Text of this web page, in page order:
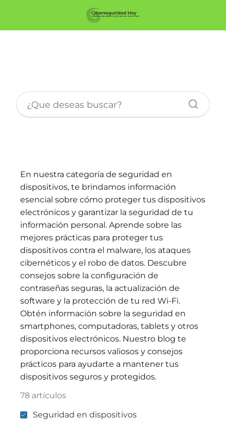
En nuestra categoría de seguridad en
dispositivos, te brindamos información
esencial sobre cómo proteger tus dispositivos
electrónicos y garantizar la seguridad de tu
información personal. Aprende sobre las
mejores prácticas para proteger tus
dispositivos contra el malware, los ataques
cibernéticos y el robo de datos. Descubre
consejos sobre la configuración de
contraseñas seguras, la actualización de
software y la protección de tu red Wi-Fi.
Obtén información sobre la seguridad en
smartphones, computadoras, tablets y otros
dispositivos electrónicos. Nuestro blog te
proporciona recursos valiosos y consejos
prácticos para ayudarte a mantener tus
dispositivos seguros y protegidos.
78 artículos
Seguridad en dispositivos